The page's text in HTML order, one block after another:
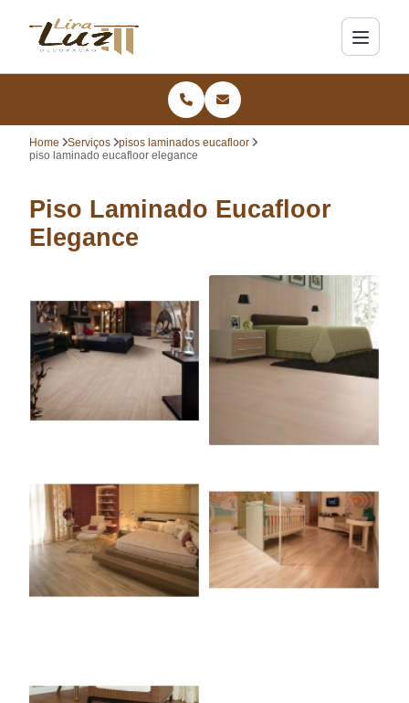
Home Serviços
pisos laminados eucafloor
piso laminado eucafloor elegance
Piso Laminado Eucafloor
Elegance